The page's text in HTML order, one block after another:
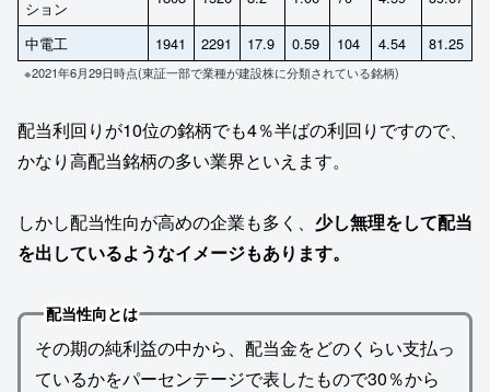
ション
中電工 1941 2291 17.9 0.59 104 4.54 81.25
※2021年6月29日時点(東証一部で業種が建設株に分類されている銘柄)
配当利回りが10位の銘柄でも4％半ばの利回りですので、
かなり高配当銘柄の多い業界といえます。
しかし配当性向が高めの企業も多く、 少し無理をして配当
を出しているようなイメージもあります。
配当性向とは
その期の純利益の中から、配当金をどのくらい支払っ
ているかをパーセンテージで表したもので30％から